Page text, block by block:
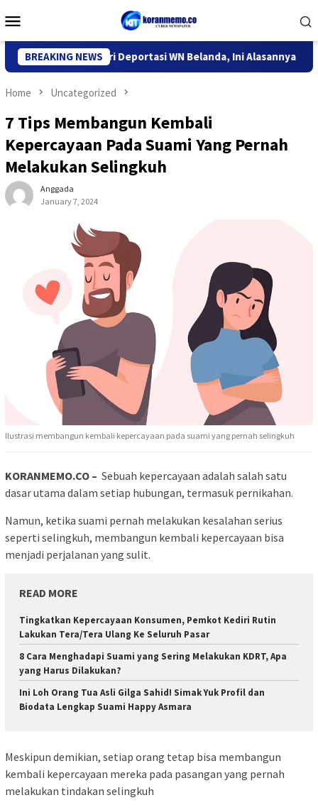
to
Menu
BREAKING NEWS
Kediri Deportasi WN Belanda, Ini Alasannya 9
Home Uncategorized
7 Tips Membangun Kembali
Kepercayaan Pada Suami Yang Pernah
Melakukan Selingkuh
Anggada
January 7, 2024
Ilustrasi membangun kembali kepercayaan pada suami yang pernah selingkuh
KORANMEMO.CO – Sebuah kepercayaan adalah salah satu
dasar utama dalam setiap hubungan, termasuk pernikahan.
Namun, ketika suami pernah melakukan kesalahan serius
seperti selingkuh, membangun kembali kepercayaan bisa
menjadi perjalanan yang sulit.
READ MORE
Tingkatkan Kepercayaan Konsumen, Pemkot Kediri Rutin
Lakukan Tera/Tera Ulang Ke Seluruh Pasar
8 Cara Menghadapi Suami yang Sering Melakukan KDRT, Apa
yang Harus Dilakukan?
Ini Loh Orang Tua Asli Gilga Sahid! Simak Yuk Profil dan
Biodata Lengkap Suami Happy Asmara
Meskipun demikian, setiap orang tetap bisa membangun
kembali kepercayaan mereka pada pasangan yang pernah
melakukan tindakan selingkuh